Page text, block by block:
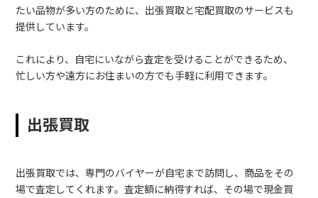
たい品物が多い方のために、出張買取と宅配買取のサービスも
提供しています。
これにより、自宅にいながら査定を受けることができるため、
忙しい方や遠方にお住まいの方でも手軽に利用できます。
出張買取
出張買取では、専門のバイヤーが自宅まで訪問し、商品をその
場で査定してくれます。査定額に納得すれば、その場で現金買